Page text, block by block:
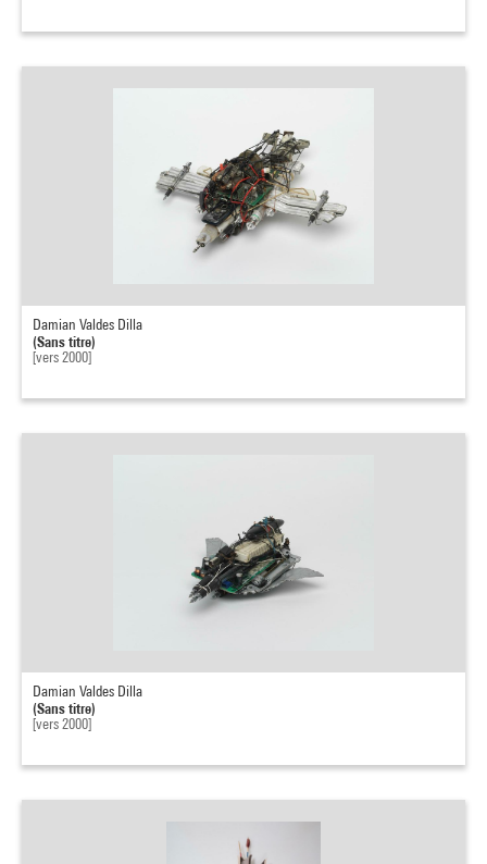
Damian Valdes Dilla
(Sans titre)
[vers 2000]
Damian Valdes Dilla
(Sans titre)
[vers 2000]